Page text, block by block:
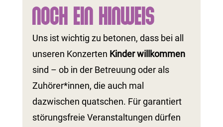
Noch ein Hinweis
Uns ist wichtig zu betonen, dass bei all
unseren Konzerten Kinder willkommen
sind – ob in der Betreuung oder als
Zuhörer*innen, die auch mal
dazwischen quatschen. Für garantiert
störungsfreie Veranstaltungen dürfen